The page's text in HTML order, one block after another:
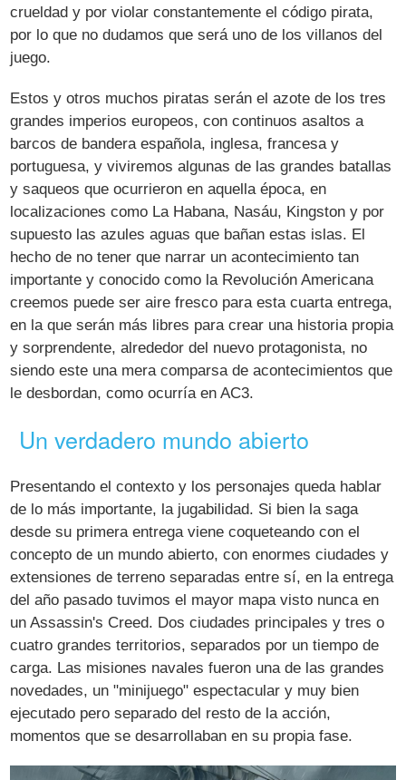
crueldad y por violar constantemente el código pirata,
por lo que no dudamos que será uno de los villanos del
juego.
Estos y otros muchos piratas serán el azote de los tres
grandes imperios europeos, con continuos asaltos a
barcos de bandera española, inglesa, francesa y
portuguesa, y viviremos algunas de las grandes batallas
y saqueos que ocurrieron en aquella época, en
localizaciones como La Habana, Nasáu, Kingston y por
supuesto las azules aguas que bañan estas islas. El
hecho de no tener que narrar un acontecimiento tan
importante y conocido como la Revolución Americana
creemos puede ser aire fresco para esta cuarta entrega,
en la que serán más libres para crear una historia propia
y sorprendente, alrededor del nuevo protagonista, no
siendo este una mera comparsa de acontecimientos que
le desbordan, como ocurría en AC3.
Un verdadero mundo abierto
Presentando el contexto y los personajes queda hablar
de lo más importante, la jugabilidad. Si bien la saga
desde su primera entrega viene coqueteando con el
concepto de un mundo abierto, con enormes ciudades y
extensiones de terreno separadas entre sí, en la entrega
del año pasado tuvimos el mayor mapa visto nunca en
un Assassin's Creed. Dos ciudades principales y tres o
cuatro grandes territorios, separados por un tiempo de
carga. Las misiones navales fueron una de las grandes
novedades, un "minijuego" espectacular y muy bien
ejecutado pero separado del resto de la acción,
momentos que se desarrollaban en su propia fase.